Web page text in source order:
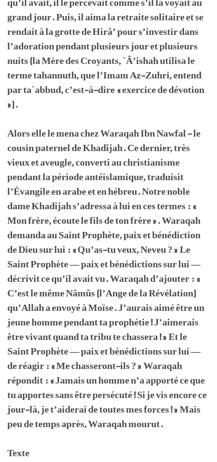
qu’il avait, il le percevait comme s’il la voyait au
grand jour. Puis, il aima la retraite solitaire et se
rendait à la grotte de Hirâ’ pour s’investir dans
l’adoration pendant plusieurs jour et plusieurs
nuits (la Mère des Croyants, `Â’ishah utilisa le
terme tahannuth, que l’Imam Az-Zuhri, entend
par ta`abbud, c’est-à-dire « exercice de dévotion
»).
Alors elle le mena chez Waraqah Ibn Nawfal - le
cousin paternel de Khadîjah. Ce dernier, très
vieux et aveugle, converti au christianisme
pendant la période antéislamique, traduisit
l’Évangile en arabe et en hébreu. Notre noble
dame Khadijah s’adressa à lui en ces termes : «
Mon frère, écoute le fils de ton frère ». Waraqah
demanda au Saint Prophète, paix et bénédiction
de Dieu sur lui : « Qu’as-tu veux, Neveu ? » Le
Saint Prophète — paix et bénédictions sur lui —
décrivit ce qu’il avait vu. Waraqah d’ajouter : «
C’est le même Nâmûs (l’Ange de la Révélation)
qu’Allah a envoyé à Moïse. J’aurais aimé être un
jeune homme pendant ta prophétie ! J’aimerais
être vivant quand ta tribu te chassera ! » Et le
Saint Prophète — paix et bénédictions sur lui —
de réagir : « Me chasseront-ils ? » Waraqah
répondit : « Jamais un homme n’a apporté ce que
tu apportes sans être persécuté ! Si je vis encore ce
jour-là, je t’aiderai de toutes mes forces ! » Mais
peu de temps après, Waraqah mourut.
Texte